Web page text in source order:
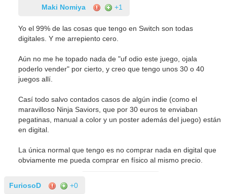
Maki Nomiya +1
Yo el 99% de las cosas que tengo en Switch son todas
digitales. Y me arrepiento cero.
Aún no me he topado nada de "uf odio este juego, ojala
poderlo vender" por cierto, y creo que tengo unos 30 o 40
juegos allí.
Casí todo salvo contados casos de algún indie (como el
maravilloso Ninja Saviors, que por 30 euros te enviaban
pegatinas, manual a color y un poster además del juego) están
en digital.
La única normal que tengo es no comprar nada en digital que
obviamente me pueda comprar en físico al mismo precio.
FuriosoD +0